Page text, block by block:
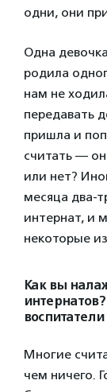
одни, они
Одна
родила
нам не
передавать
пришла и
считать —
или нет?
месяца два-
интернат, и
некоторые
Как вы
Многие
чем ничего.